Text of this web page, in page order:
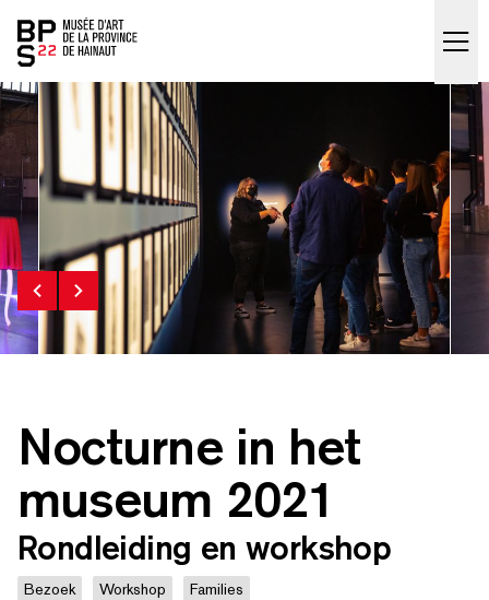
skip_to_content
Accueil
Nocturne in het
museum 2021
Rondleiding en workshop
Bezoek Workshop Families